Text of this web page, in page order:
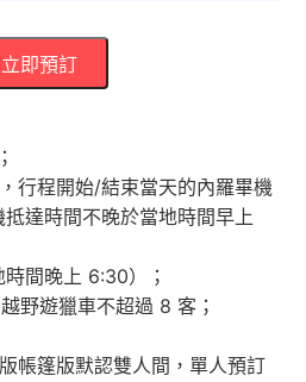
立即預訂
行程開始/結束當天的內羅畢機
達時間不晚於當地時間早上
間晚上 6:30）；
野遊獵車不超過 8 客；
帳篷版默認雙人間，單人預訂